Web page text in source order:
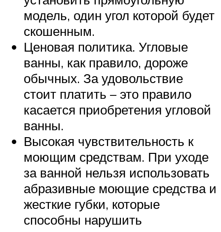
модель, один угол которой будет
скошенным.
Ценовая политика. Угловые
ванны, как правило, дороже
обычных. За удовольствие
стоит платить – это правило
касается приобретения угловой
ванны.
Высокая чувствительность к
моющим средствам. При уходе
за ванной нельзя использовать
абразивные моющие средства и
жесткие губки, которые
способны нарушить